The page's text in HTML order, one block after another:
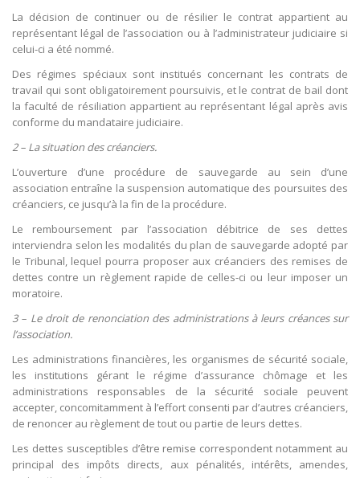
La décision de continuer ou de résilier le contrat appartient au
représentant légal de l’association ou à l’administrateur judiciaire si
celui-ci a été nommé.
Des régimes spéciaux sont institués concernant les contrats de
travail qui sont obligatoirement poursuivis, et le contrat de bail dont
la faculté de résiliation appartient au représentant légal après avis
conforme du mandataire judiciaire.
2 – La situation des créanciers.
L’ouverture d’une procédure de sauvegarde au sein d’une
association entraîne la suspension automatique des poursuites des
créanciers, ce jusqu’à la fin de la procédure.
Le remboursement par l’association débitrice de ses dettes
interviendra selon les modalités du plan de sauvegarde adopté par
le Tribunal, lequel pourra proposer aux créanciers des remises de
dettes contre un règlement rapide de celles-ci ou leur imposer un
moratoire.
3 – Le droit de renonciation des administrations à leurs créances sur
l’association.
Les administrations financières, les organismes de sécurité sociale,
les institutions gérant le régime d’assurance chômage et les
administrations responsables de la sécurité sociale peuvent
accepter, concomitamment à l’effort consenti par d’autres créanciers,
de renoncer au règlement de tout ou partie de leurs dettes.
Les dettes susceptibles d’être remise correspondent notamment au
principal des impôts directs, aux pénalités, intérêts, amendes,